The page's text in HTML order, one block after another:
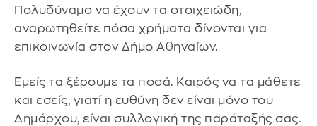
Πολυδύναμο να έχουν τα στοιχειώδη,
αναρωτηθείτε πόσα χρήματα δίνονται για
επικοινωνία στον Δήμο Αθηναίων.
Εμείς τα ξέρουμε τα ποσά. Καιρός να τα μάθετε
και εσείς, γιατί η ευθύνη δεν είναι μόνο του
Δημάρχου, είναι συλλογική της παράταξής σας.